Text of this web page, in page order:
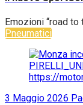
Emozioni “road to
Pneumatici
3 Maggio 2026